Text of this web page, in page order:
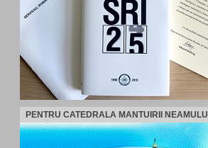
PENTRU CATEDRALA MANTUIRII NEAMULUI